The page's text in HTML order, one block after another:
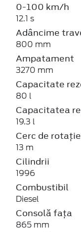
0-100 km/h
12.1 s
Adâncime
800 mm
Ampatament
3270 mm
Capacitate
80 l
Capacitatea
19.3 l
Cerc de
13 m
Cilindrii
1996
Combustibil
Diesel
Consolă fața
865 mm